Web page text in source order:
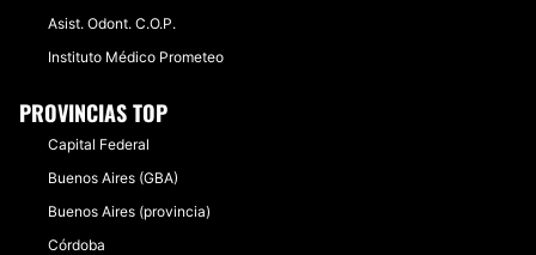
Asist. Odont. C.O.P.
Instituto Médico Prometeo
PROVINCIAS TOP
Capital Federal
Buenos Aires (GBA)
Buenos Aires (provincia)
Córdoba